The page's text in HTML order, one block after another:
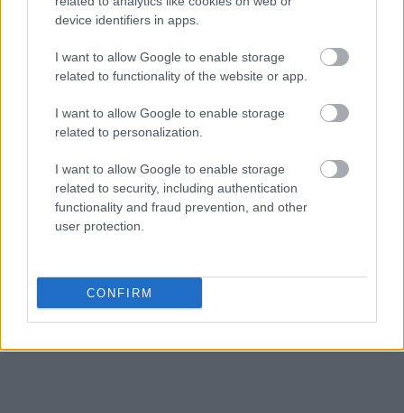
device identifiers in apps.
I want to allow Google to enable storage
related to functionality of the website or app.
I want to allow Google to enable storage
related to personalization.
I want to allow Google to enable storage
related to security, including authentication
functionality and fraud prevention, and other
user protection.
CONFIRM
A customizable modal perfect for newsletters